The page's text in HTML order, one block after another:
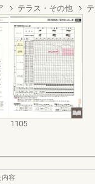
テラス・その他
1105
内容